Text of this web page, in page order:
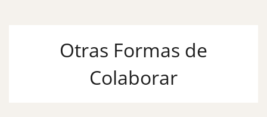
Otras Formas de
Colaborar